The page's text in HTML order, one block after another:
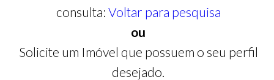
consulta: Voltar para pesquisa
ou
Solicite um Imóvel que possuem o seu perfil
desejado.